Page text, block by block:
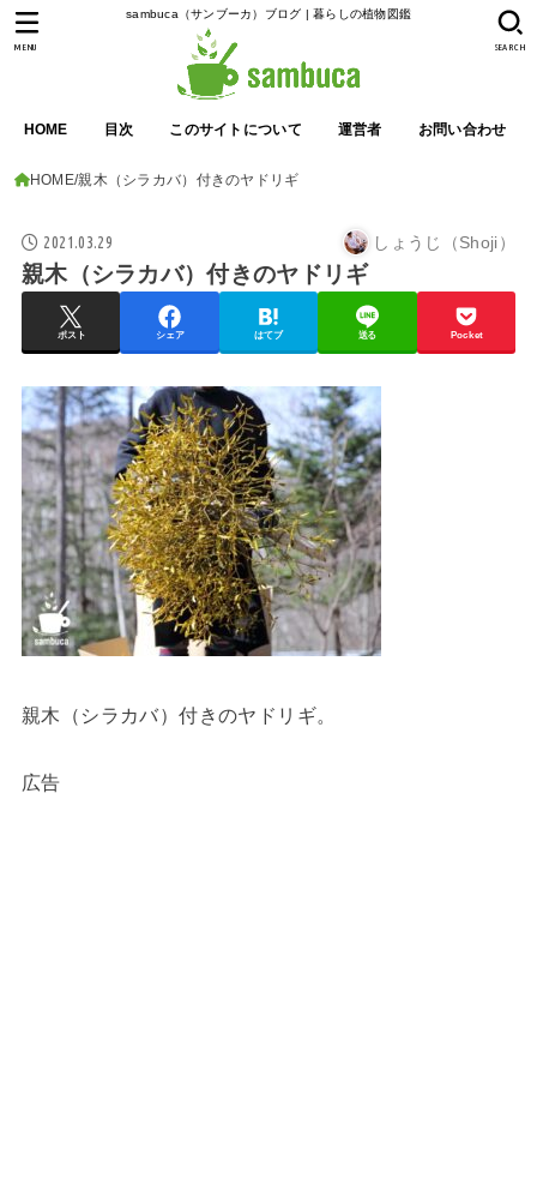
sambuca（サンブーカ）ブログ | 暮らしの植物図鑑
HOME 目次 このサイトについて 運営者 お問い合わせ
SEARCH
MENU
HOME 親木（シラカバ）付きのヤドリギ
2021.03.29 しょうじ（Shoji）
親木（シラカバ）付きのヤドリギ
ポスト シェア はてブ 送る Pocket
親木（シラカバ）付きのヤドリギ。
広告